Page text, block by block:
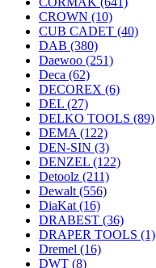
CROWN (10)
CUB CADET (40)
DAB (380)
Daewoo (251)
Deca (62)
DECOREX (6)
DEL (27)
DELKO TOOLS (89)
DEMA (122)
DEN-SIN (3)
DENZEL (122)
Detoolz (211)
Dewalt (556)
DiaKat (16)
DRABEST (36)
DRAPER TOOLS (1)
Dremel (16)
DWT (8)